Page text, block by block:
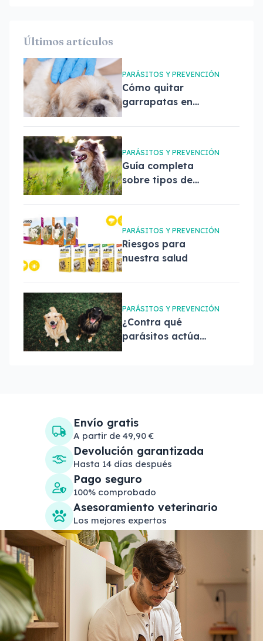
Últimos artículos
PARÁSITOS Y PREVENCIÓN
Cómo quitar
garrapatas en
segura y evitar
PARÁSITOS Y PREVENCIÓN
Guía completa
sobre tipos de
para perros
PARÁSITOS Y PREVENCIÓN
Riesgos para
nuestra salud
PARÁSITOS Y PREVENCIÓN
¿Contra qué
parásitos actúan
Envío gratis
A partir de 49,90 €
Devolución garantizada
Hasta 14 días después
Pago seguro
100% comprobado
Asesoramiento veterinario
Los mejores expertos